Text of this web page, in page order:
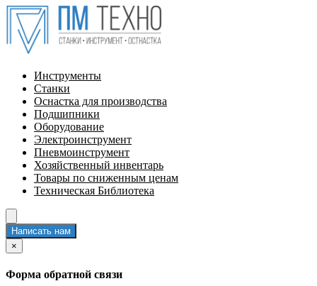
Инструменты
Станки
Оснастка для производства
Подшипники
Оборудование
Электроинструмент
Пневмоинструмент
Хозяйственный инвентарь
Товары по сниженным ценам
Техническая Библиотека
Написать нам
×
Форма обратной связи